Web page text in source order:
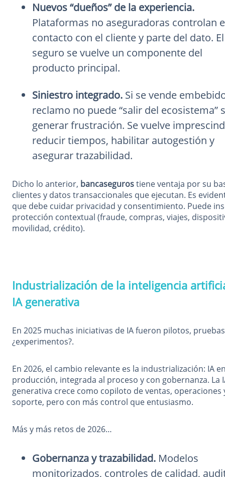
Nuevos “dueños” de la experiencia.
Plataformas no aseguradoras controlan
contacto con el cliente y parte del dato. El
seguro se vuelve un componente del
producto principal.
Siniestro integrado. Si se vende
reclamo no puede “salir del ecosistema”
generar frustración. Se vuelve
reducir tiempos, habilitar autogestión y
asegurar trazabilidad.
Dicho lo anterior, bancasegurostiene ventaja por su
clientes y datos transaccionales que ejecutan. Es
que debe cuidar privacidad y consentimiento. Puede
protección contextual (fraude, compras, viajes,
movilidad, crédito).
Industrialización de la inteligencia
IA generativa
En 2025 muchas iniciativas de IA fueron pilotos,
¿experimentos?.
En 2026, el cambio relevante es la industrialización: IA
producción, integrada al proceso y con gobernanza. La
generativa crece como copiloto de ventas, operaciones
soporte, pero con más control que entusiasmo.
Más y más retos de 2026…
Gobernanza y trazabilidad. Modelos
monitorizados, controles de calidad,